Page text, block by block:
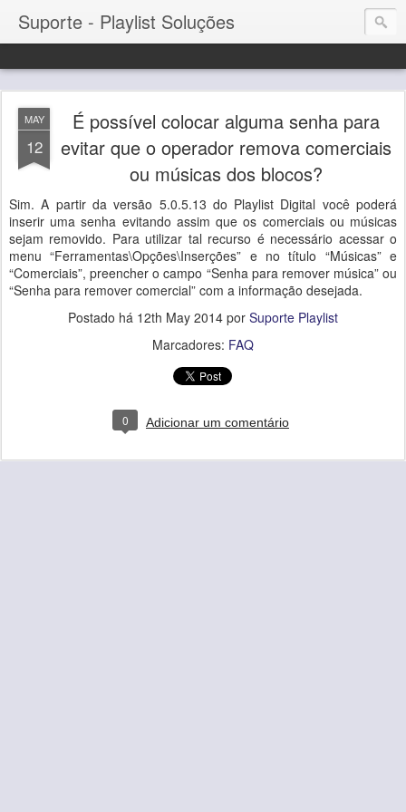
Suporte - Playlist Soluções
MAY
12
É possível colocar alguma senha para
evitar que o operador remova comerciais
ou músicas dos blocos?
Sim. A partir da versão 5.0.5.13 do Playlist Digital você poderá
inserir uma senha evitando assim que os comerciais ou músicas
sejam removido. Para utilizar tal recurso é necessário acessar o
menu “Ferramentas\Opções\Inserções” e no título “Músicas” e
“Comerciais”, preencher o campo “Senha para remover música” ou
“Senha para remover comercial” com a informação desejada.
Postado há 12th May 2014 por Suporte Playlist
Marcadores: FAQ
0 Adicionar um comentário